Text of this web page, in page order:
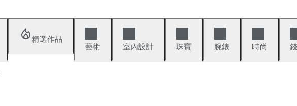
精選作品
藝術
室內設計 珠寶 腕錶 時尚